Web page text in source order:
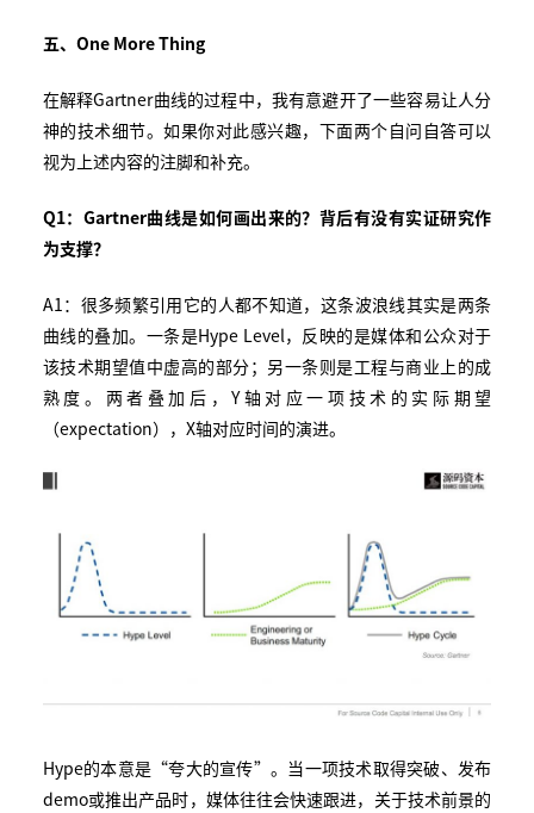
五、One More Thing
在解释Gartner曲线的过程中，我有意避开了一些容易让人分
神的技术细节。如果你对此感兴趣，下面两个自问自答可以
视为上述内容的注脚和补充。
Q1： Gartner曲线是如何画出来的？背后有没有实证研究作
为支撑？
A1：很多频繁引用它的人都不知道，这条波浪线其实是两条
曲线的叠加。一条是Hype Level，反映的是媒体和公众对于
该技术期望值中虚高的部分；另一条则是工程与商业上的成
熟度。两者叠加后，Y轴对应一项技术的实际期望
（expectation），X轴对应时间的演进。
Hype的本意是“夸大的宣传”。当一项技术取得突破、发布
demo或推出产品时，媒体往往会快速跟进，关于技术前景的